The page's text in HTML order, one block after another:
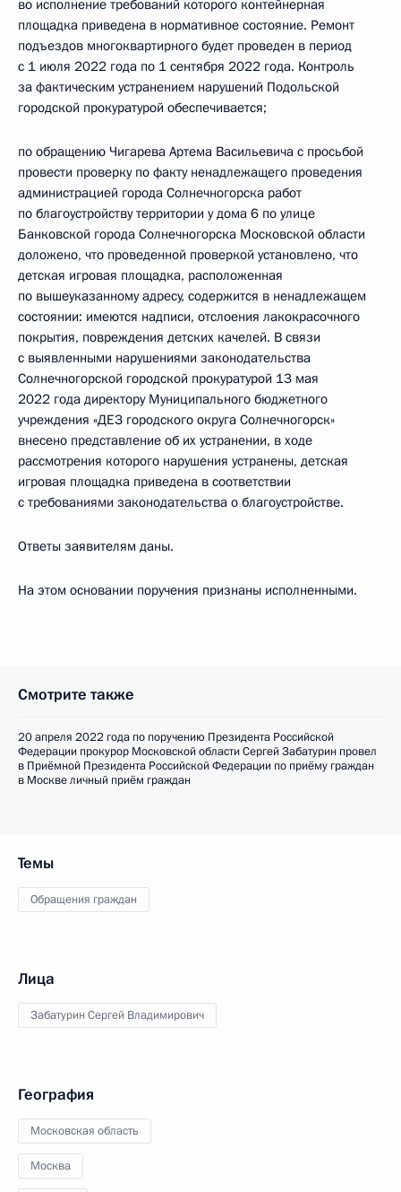
во исполнение требований которого контейнерная
площадка приведена в нормативное состояние. Ремонт
подъездов многоквартирного будет проведен в период
с 1 июля 2022 года по 1 сентября 2022 года. Контроль
за фактическим устранением нарушений Подольской
городской прокуратурой обеспечивается;
по обращению Чигарева Артема Васильевича с просьбой
провести проверку по факту ненадлежащего проведения
администрацией города Солнечногорска работ
по благоустройству территории у дома 6 по улице
Банковской города Солнечногорска Московской области
доложено, что проведенной проверкой установлено, что
детская игровая площадка, расположенная
по вышеуказанному адресу, содержится в ненадлежащем
состоянии: имеются надписи, отслоения лакокрасочного
покрытия, повреждения детских качелей. В связи
с выявленными нарушениями законодательства
Солнечногорской городской прокуратурой 13 мая
2022 года директору Муниципального бюджетного
учреждения «ДЕЗ городского округа Солнечногорск»
внесено представление об их устранении, в ходе
рассмотрения которого нарушения устранены, детская
игровая площадка приведена в соответствии
с требованиями законодательства о благоустройстве.
Ответы заявителям даны.
На этом основании поручения признаны исполненными.
Смотрите также
20 апреля 2022 года по поручению Президента Российской
Федерации прокурор Московской области Сергей Забатурин провел
в Приёмной Президента Российской Федерации по приёму граждан
в Москве личный приём граждан
Темы
Обращения граждан
Лица
Забатурин Сергей Владимирович
География
Московская область
Москва